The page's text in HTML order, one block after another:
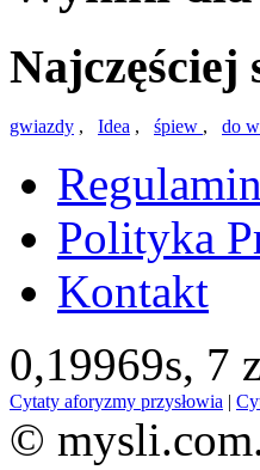
Najczęściej
gwiazdy , Idea , śpiew , do
Regulamin
Polityka
Kontakt
0,19969s, 7
Cytaty aforyzmy przysłowia |
©